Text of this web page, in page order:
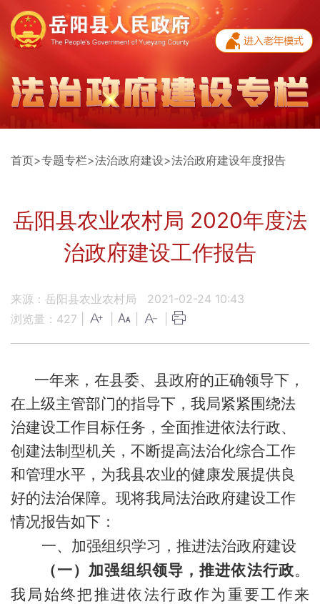
首页>专题专栏>法治政府建设>法治政府建设年度报告
岳阳县农业农村局 2020年度法
治政府建设工作报告
来源：岳阳县农业农村局
2021-02-24 10:43
浏览量： 427
一年来，在县委、县政府的正确领导下，
在上级主管部门的指导下，我局紧紧围绕法
治建设工作目标任务，全面推进依法行政、
创建法制型机关，不断提高法治化综合工作
和管理水平，为我县农业的健康发展提供良
好的法治保障。 现将我局法治政府建设工作
情况报告如下 ：
一、加强组织学习，推进法治政府建设
（一）加强组织领导，推进依法行政。
我局始终把推进依法行政作为重要工作来